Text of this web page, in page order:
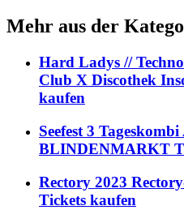
Mehr aus der
Hard Ladys //
Club X Discothek
kaufen
Seefest 3
BLINDENMARKT
Rectory 2023
Tickets kaufen